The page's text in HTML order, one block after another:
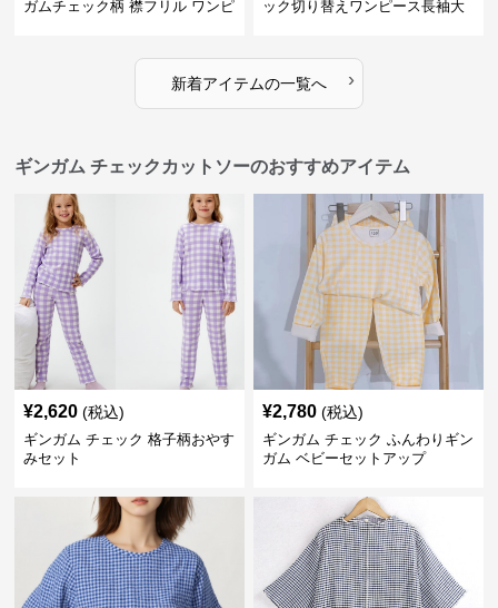
ガムチェック柄 襟フリル ワンピ
ック切り替えワンピース長袖大
新着アイテムの一覧へ ›
ギンガム チェックカットソーのおすすめアイテム
¥2,620 (税込)
ギンガム チェック 格子柄おやす
みセット
¥2,780 (税込)
ギンガム チェック ふんわりギン
ガム ベビーセットアップ